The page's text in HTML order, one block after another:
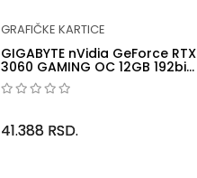
GRAFIČKE KARTICE
GIGABYTE nVidia GeForce RTX
3060 GAMING OC 12GB 192bit
GV-N3060GAMI...
41.388 RSD.